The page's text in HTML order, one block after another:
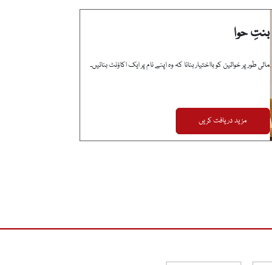
بنتِ حوا
مالی طور پر خواتین کو بااختیار بنانا کہ وہ اپنے نام پر ایک اکاؤنٹ بنائیں۔
مزید دریافت کریں